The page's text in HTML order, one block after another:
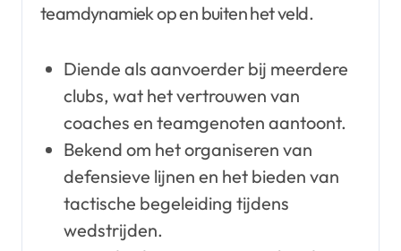
teamdynamiek op en buiten het veld.
Diende als aanvoerder bij meerdere
clubs, wat het vertrouwen van
coaches en teamgenoten aantoont.
Bekend om het organiseren van
defensieve lijnen en het bieden van
tactische begeleiding tijdens
wedstrijden.